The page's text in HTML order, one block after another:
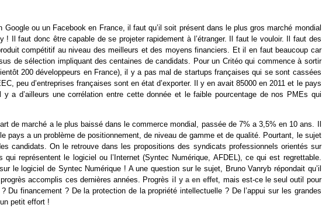
Google ou un Facebook en France, il faut qu’il soit présent dans le plus gros marché mondial
! Il faut donc être capable de se projeter rapidement à l’étranger. Il faut le vouloir. Il faut des
compétitif au niveau des meilleurs et des moyens financiers. Et il en faut beaucoup car
de sélection impliquant des centaines de candidats. Pour un Critéo qui commence à sortir
200 développeurs en France), il y a pas mal de startups françaises qui se sont cassées
peu d’entreprises françaises sont en état d’exporter. Il y en avait 85000 en 2011 et le pays
a d’ailleurs une corrélation entre cette donnée et le faible pourcentage de nos PMEs qui
de marché a le plus baissé dans le commerce mondial, passée de 7% a 3,5% en 10 ans. Il
pays a un problème de positionnement, de niveau de gamme et de qualité. Pourtant, le sujet
candidats. On le retrouve dans les propositions des syndicats professionnels orientés sur
représentent le logiciel ou l’Internet (Syntec Numérique, AFDEL), ce qui est regrettable.
le logiciel de Syntec Numérique ! A une question sur le sujet, Bruno Vanryb répondait qu’il
accomplis ces dernières années. Progrès il y a en effet, mais est-ce le seul outil pour
Du financement ? De la protection de la propriété intellectuelle ? De l’appui sur les grandes
petit effort !